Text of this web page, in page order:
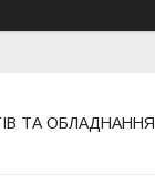
ТА ОБЛАДНАННЯ